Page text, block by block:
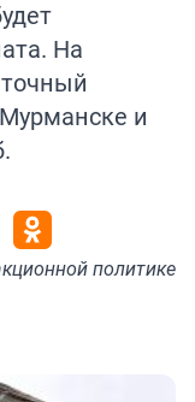
На
и
политике